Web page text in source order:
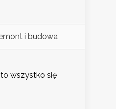
i budowa
to wszystko się